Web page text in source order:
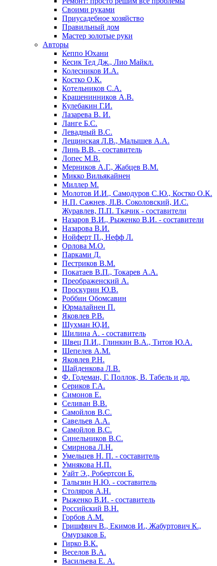
Своими руками
Приусадебное хозяйство
Правильный дом
Мастер золотые руки
Авторы
Кеппо Юхани
Кесик Тед Дж., Лио Майкл.
Колесников И.А.
Костко О.К.
Котельников С.А.
Крашенинников А.В.
Кулебакин Г.И.
Лазарева В. И.
Ланге Б.С.
Левадный B.C.
Лещинская Л.В., Малышев А.А.
Линь В.В. - составитель
Лопес М.В.
Мерников А.Г., Жабцев В.М.
Микко Вильякайнен
Миллер М.
Молотов И.И., Самодуров С.Ю., Костко О.К.
Н.П. Сажнев, JI.В. Соколовский, И.С.
Журавлев, П.П. Ткачик - составители
Назаров В.И., Рыженко В.И. - составители
Назарова В.И.
Нойферт П., Нефф Л.
Орлова М.О.
Парками Д.
Пестриков В.М.
Покатаев В.П., Токарев А.А.
Преображенский А.
Проскурин Ю.В.
Роббин Обомсавин
Юрмалайнен П.
Яковлев Р.В.
Шухман Ю,И.
Шилина А. - составитель
Швец П.И., Глинкин В.А., Титов Ю.А.
Шепелев А.М.
Яковлев Р.Н.
Шайденкова Л.В.
Ф. Годеман, Г. Поллок, В. Табель и др.
Сериков Г.А.
Симонов Е.
Селиван В.В.
Самойлов В.С.
Савельев А.А.
Самойлов B.C.
Синельников B.C.
Смирнова Л.Н.
Умельцев Н. П. - составитель
Умнякова Н.П.
Уайт Э., Робертсон Б.
Талызин Н.Ю. - составитель
Столяров А.Н.
Рыженко В.И. - составитель
Российский В.Н.
Горбов А.М.
Гришфвич В., Екимов И., Жабуртович К.,
Омурзаков Б.
Гирко В.К.
Веселов В.А.
Васильева Е. А.